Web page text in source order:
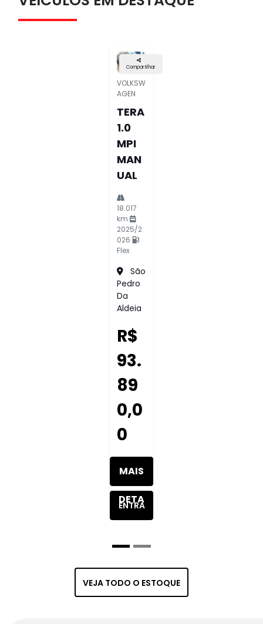
Compartilhar
VOLKSW
AGEN
TERA
1.0
MPI
MAN
UAL
18.017
km
2025/2
026
Flex
São
Pedro
Da
Aldeia
R$
93.
89
0,0
0
MAIS
DETA
VEÍC
ENTRA
VEJA TODO O ESTOQUE